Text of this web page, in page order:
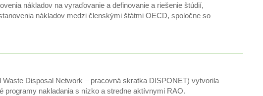
nákladov na vyraďovanie a definovanie a riešenie štúdií,
nákladov medzi členskými štátmi OECD, spoločne so
Disposal Network – pracovná skratka DISPONET) vytvorila
nakladania s nízko a stredne aktívnymi RAO.